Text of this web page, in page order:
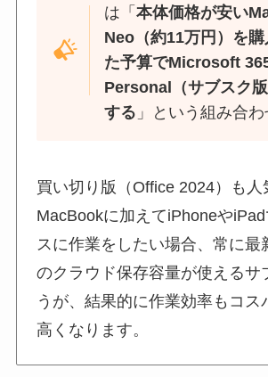
は「本体価格が安い
Neo（約11万円）を
た予算でMicrosoft
Personal（サブスク
する 」という組み合わ
買い切り版（Office 2024）も人
MacBookに加えてiPhoneや
スに作業をしたい場合、常に最
のクラウド保存容量が使えるサ
うが、結果的に作業効率もコス
高くなります。